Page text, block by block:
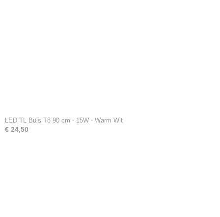
LED TL Buis T8 90 cm - 15W - Warm Wit
€ 24,50